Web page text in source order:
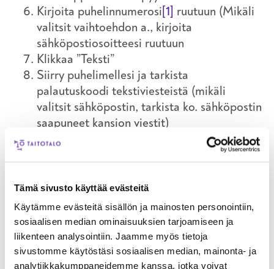
Tämä sivusto käyttää evästeitä
Käytämme evästeitä sisällön ja mainosten personointiin,
sosiaalisen median ominaisuuksien tarjoamiseen ja
liikenteen analysointiin. Jaamme myös tietoja
sivustomme käytöstäsi sosiaalisen median, mainonta- ja
analytiikkakumppaneidemme kanssa, jotka voivat
Kirjoita puhelinnumerosi[1] ruutuun (Mikäli
valitsit vaihtoehdon a., kirjoita
sähköpostiosoitteesi ruutuun
Klikkaa ”Teksti”
Siirry puhelimellesi ja tarkista
palautuskoodi tekstiviesteistä (mikäli
valitsit sähköpostin, tarkista ko. sähköpostin
saapuneet kansion viestit)